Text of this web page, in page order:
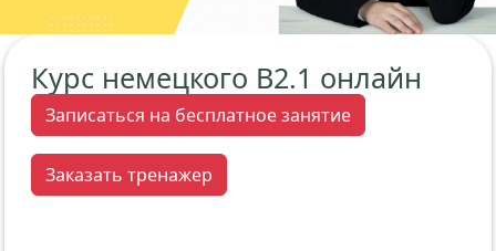
Курс немецкого В2.1 онлайн
Записаться на бесплатное занятие
Заказать тренажер